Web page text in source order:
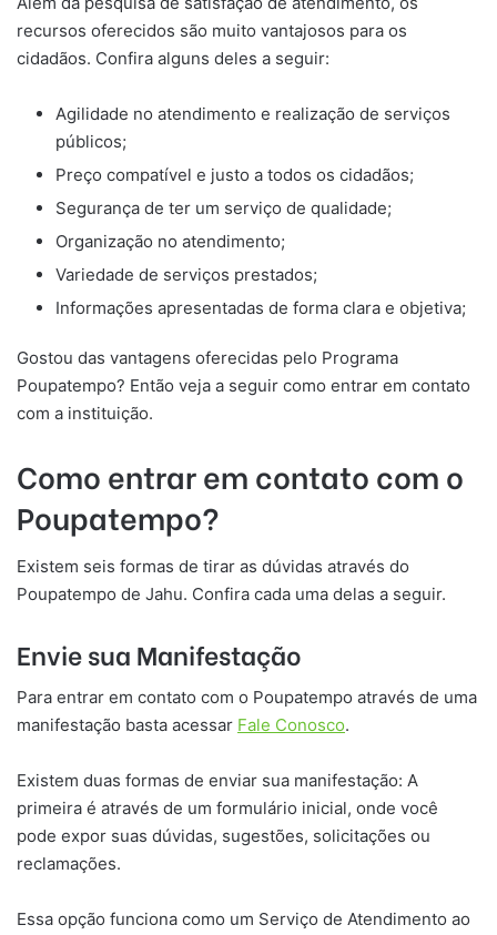
recursos oferecidos são muito vantajosos para os
cidadãos. Confira alguns deles a seguir:
Agilidade no atendimento e realização de serviços
públicos;
Preço compatível e justo a todos os cidadãos;
Segurança de ter um serviço de qualidade;
Organização no atendimento;
Variedade de serviços prestados;
Informações apresentadas de forma clara e objetiva;
Gostou das vantagens oferecidas pelo Programa
Poupatempo? Então veja a seguir como entrar em contato
com a instituição.
Como entrar em contato com o
Poupatempo?
Existem seis formas de tirar as dúvidas através do
Poupatempo de Jahu. Confira cada uma delas a seguir.
Envie sua Manifestação
Para entrar em contato com o Poupatempo através de uma
manifestação basta acessar Fale Conosco.
Existem duas formas de enviar sua manifestação: A
primeira é através de um formulário inicial, onde você
pode expor suas dúvidas, sugestões, solicitações ou
reclamações.
Essa opção funciona como um Serviço de Atendimento ao